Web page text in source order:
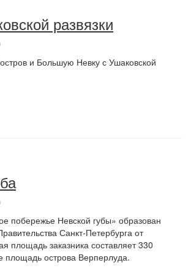
развязки
и Большую Невку с Ушаковской
побережье Невской губы» образован
Санкт-Петербурга от
площадь заказника составляет 330
площадь острова Верперлуда.